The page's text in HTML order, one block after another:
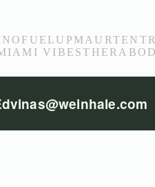
FUELUP MAURTEN
VIBES